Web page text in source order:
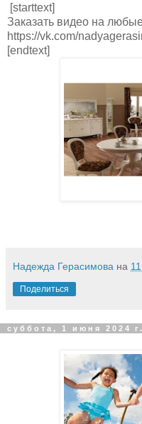
[starttext]
Заказать видео на
https://vk.com/
[endtext]
Надежда Герасимова на
Поделиться
суббота, 1 июня 2024 г.